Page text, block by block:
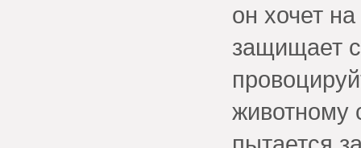
он хочет
защищает
животному